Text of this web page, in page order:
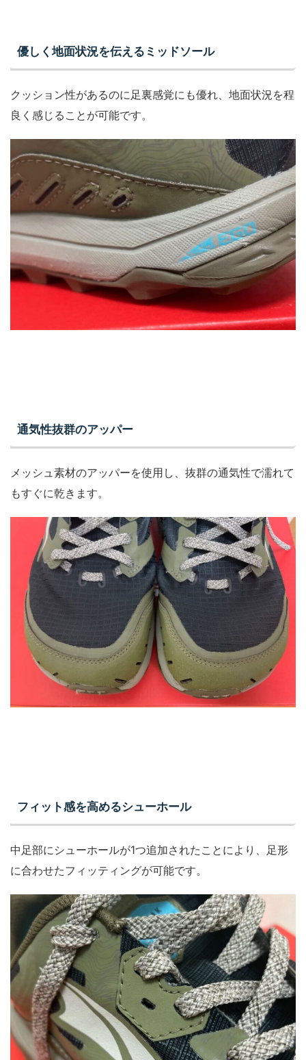
優しく地面状況を伝えるミッドソール
クッション性があるのに足裏感覚にも優れ、地面状況を程
良く感じることが可能です。
通気性抜群のアッパー
メッシュ素材のアッパーを使用し、抜群の通気性で濡れて
もすぐに乾きます。
フィット感を高めるシューホール
中足部にシューホールが1つ追加されたことにより、足形
に合わせたフィッティングが可能です。